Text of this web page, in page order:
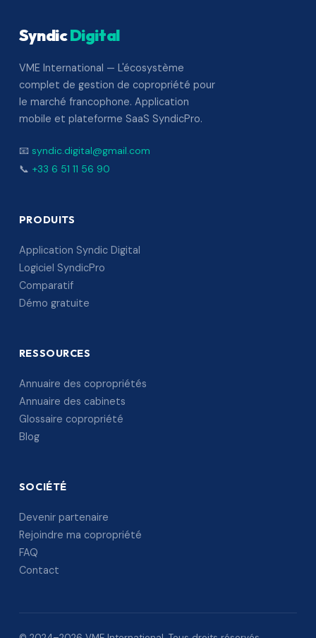
SyndicDigital
VME International — L'écosystème
complet de gestion de copropriété pour
le marché francophone. Application
mobile et plateforme SaaS SyndicPro.
📧 syndic.digital@gmail.com
📞 +33 6 51 11 56 90
PRODUITS
Application Syndic Digital
Logiciel SyndicPro
Comparatif
Démo gratuite
RESSOURCES
Annuaire des copropriétés
Annuaire des cabinets
Glossaire copropriété
Blog
SOCIÉTÉ
Devenir partenaire
Rejoindre ma copropriété
FAQ
Contact